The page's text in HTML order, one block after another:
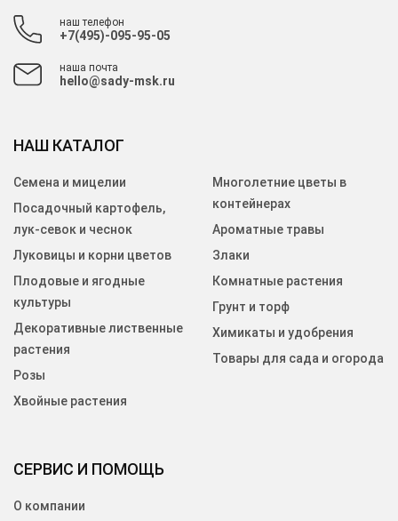
наш телефон
+7(495)-095-95-05
наша почта
hello@sady-msk.ru
СЕРВИС И ПОМОЩЬ
О компании
НАШ КАТАЛОГ
Семена и мицелии
Посадочный картофель,
лук-севок и чеснок
Луковицы и корни цветов
Плодовые и ягодные
культуры
Декоративные лиственные
растения
Розы
Хвойные растения
Многолетние цветы в
контейнерах
Ароматные травы
Злаки
Комнатные растения
Грунт и торф
Химикаты и удобрения
Товары для сада и огорода